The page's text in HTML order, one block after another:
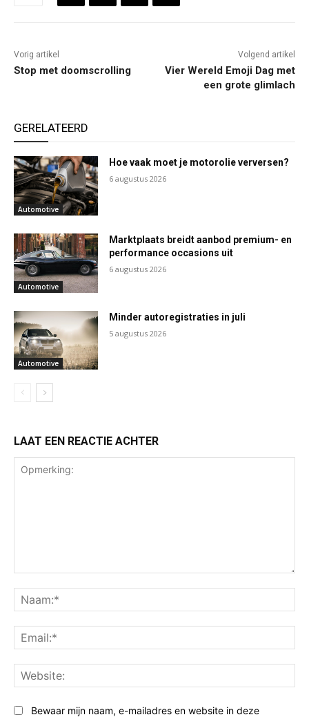
Vorig artikel
Stop met doomscrolling
Volgend artikel
Vier Wereld Emoji Dag met
een grote glimlach
GERELATEERD
Automotive
Hoe vaak moet je motorolie verversen?
6 augustus 2026
Automotive
Marktplaats breidt aanbod premium- en
performance occasions uit
6 augustus 2026
Automotive
Minder autoregistraties in juli
5 augustus 2026
LAAT EEN REACTIE ACHTER
Bewaar mijn naam, e-mailadres en website in deze